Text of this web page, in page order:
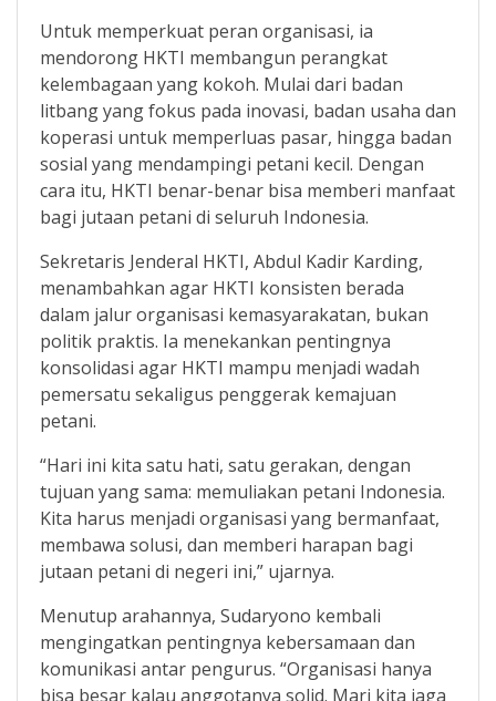
Untuk memperkuat peran organisasi, ia
mendorong HKTI membangun perangkat
kelembagaan yang kokoh. Mulai dari badan
litbang yang fokus pada inovasi, badan usaha dan
koperasi untuk memperluas pasar, hingga badan
sosial yang mendampingi petani kecil. Dengan
cara itu, HKTI benar-benar bisa memberi manfaat
bagi jutaan petani di seluruh Indonesia.
Sekretaris Jenderal HKTI, Abdul Kadir Karding,
menambahkan agar HKTI konsisten berada
dalam jalur organisasi kemasyarakatan, bukan
politik praktis. Ia menekankan pentingnya
konsolidasi agar HKTI mampu menjadi wadah
pemersatu sekaligus penggerak kemajuan
petani.
“Hari ini kita satu hati, satu gerakan, dengan
tujuan yang sama: memuliakan petani Indonesia.
Kita harus menjadi organisasi yang bermanfaat,
membawa solusi, dan memberi harapan bagi
jutaan petani di negeri ini,” ujarnya.
Menutup arahannya, Sudaryono kembali
mengingatkan pentingnya kebersamaan dan
komunikasi antar pengurus. “Organisasi hanya
bisa besar kalau anggotanya solid. Mari kita jaga